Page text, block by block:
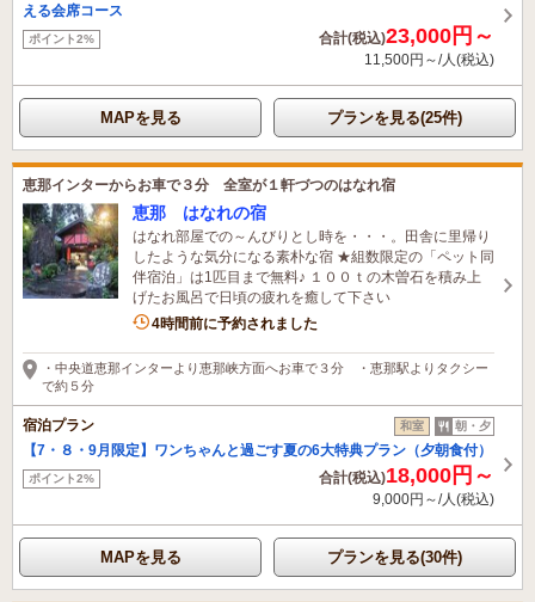
える会席コース
ポイント2% 合計(税込)23,000円～
11,500円～/人(税込)
MAPを見る プランを見る(25件)
恵那インターからお車で３分 全室が１軒づつのはなれ宿
恵那 はなれの宿
はなれ部屋での～んびりとし時を・・・。田舎に里帰り
したような気分になる素朴な宿 ★組数限定の「ペット同
伴宿泊」は1匹目まで無料♪ １００ｔの木曽石を積み上
げたお風呂で日頃の疲れを癒して下さい
4時間前に予約されました
・中央道恵那インターより恵那峡方面へお車で３分 ・恵那駅よりタクシー
で約５分
宿泊プラン 和室 朝・夕
【7・８・9月限定】ワンちゃんと過ごす夏の6大特典プラン（夕朝食付）
ポイント2% 合計(税込)18,000円～
9,000円～/人(税込)
MAPを見る プランを見る(30件)